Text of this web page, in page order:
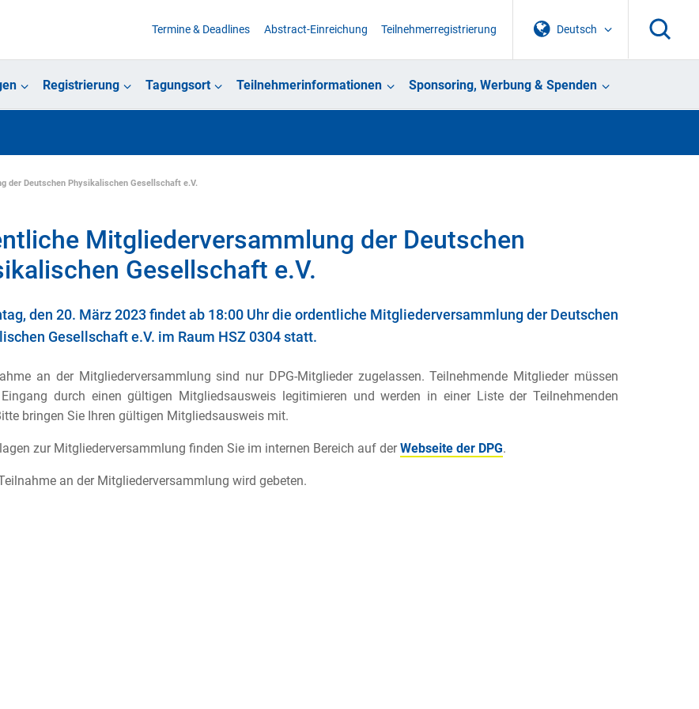
Deutsch
Termine & Deadlines Abstract-Einreichung Teilnehmerregistrierung
Registrierung Tagungsort Teilnehmerinformationen Sponsoring, Werbung & Spenden
der Deutschen Physikalischen Gesellschaft e.V.
Mitgliederversammlung der Deutschen
Gesellschaft e.V.
den 20. März 2023 findet ab 18:00 Uhr die ordentliche Mitgliederversammlung der Deutschen
Gesellschaft e.V. im Raum HSZ 0304 statt.
an der Mitgliederversammlung sind nur DPG-Mitglieder zugelassen. Teilnehmende Mitglieder müssen
durch einen gültigen Mitgliedsausweis legitimieren und werden in einer Liste der Teilnehmenden
bringen Sie Ihren gültigen Mitgliedsausweis mit.
zur Mitgliederversammlung finden Sie im internen Bereich auf derWebseite der DPG.
an der Mitgliederversammlung wird gebeten.